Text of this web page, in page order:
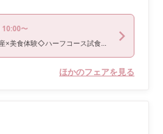
10:00〜
【土日AM限定】青森県産×美食体験◇ハーフコース試食＆相談会
ほかのフェアを見る